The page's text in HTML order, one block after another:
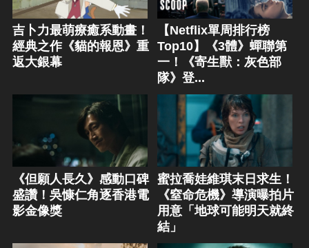
吉卜力最萌療癒系動畫！
經典之作《貓的報恩》重
返大銀幕
【Netflix單周排行榜
Top10】《3體》蟬聯第
一！《寄生獸：灰色部
隊》登...
《但願人長久》感動口碑
盛讚！吳慷仁角逐香港電
影金像獎
蜜拉喬娃維琪末日求生！
《窒命危機》導演曝拍片
用意「地球可能明天就終
結」